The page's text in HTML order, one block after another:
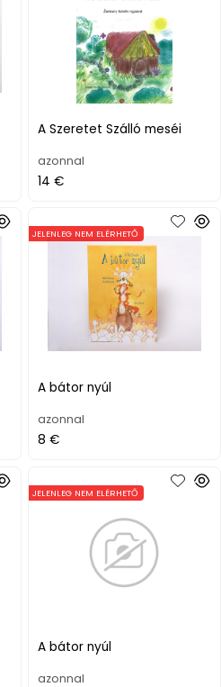
A Szeretet Szálló meséi
azonnal
14 €
A bátor nyúl
JELENLEG NEM ELÉRHETŐ
azonnal
8 €
A bátor nyúl
JELENLEG NEM ELÉRHETŐ
azonnal